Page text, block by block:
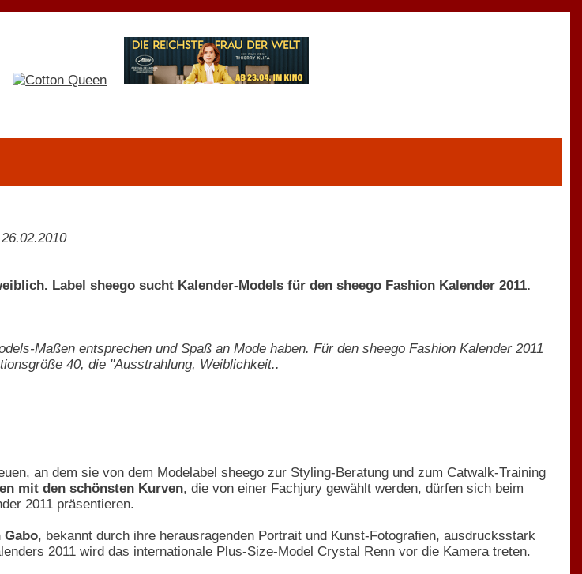
Label sheego sucht Kalender-Models für den sheego Fashion Kalender 2011.
Maßen entsprechen und Spaß an Mode haben. Für den sheego Fashion Kalender 2011
40, die "Ausstrahlung, Weiblichkeit..
an dem sie von dem Modelabel sheego zur Styling-Beratung und zum Catwalk-Training
mit den schönsten Kurven, die von einer Fachjury gewählt werden, dürfen sich beim
2011 präsentieren.
, bekannt durch ihre herausragenden Portrait und Kunst-Fotografien, ausdrucksstark
2011 wird das internationale Plus-Size-Model Crystal Renn vor die Kamera treten.